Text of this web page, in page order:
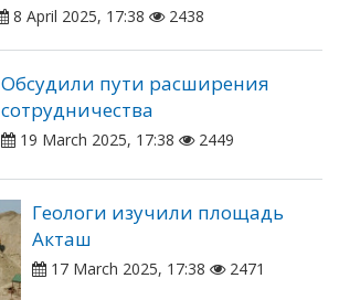
8 April 2025, 17:38 2438
Обсудили пути расширения
сотрудничества
19 March 2025, 17:38 2449
Геологи изучили площадь
Акташ
17 March 2025, 17:38 2471